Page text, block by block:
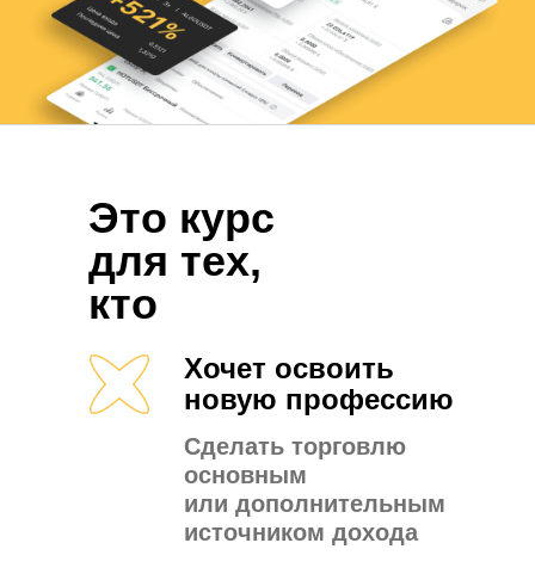
Это курс
для тех,
кто
Хочет освоить
новую профессию
Сделать торговлю
основным
или дополнительным
источником дохода